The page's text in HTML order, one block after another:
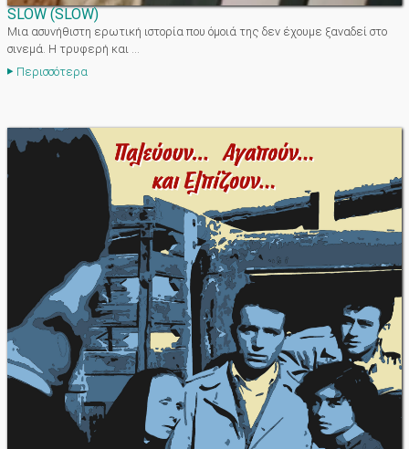
SLOW(SLOW)
Mια ασυνήθιστη ερωτική ιστορία που όμοιά της δεν έχουμε ξαναδεί στο
σινεμά. H τρυφερή και ...
Περισσότερα